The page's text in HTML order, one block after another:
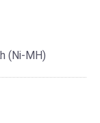
(Ni-MH)